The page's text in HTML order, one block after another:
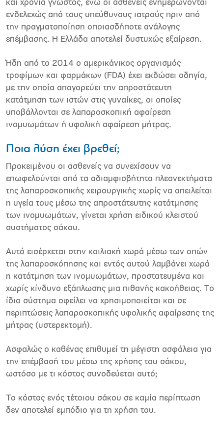
και χρόνια γνωστός, ενώ οι ασθενείς ενημερώνονται
ενδελεχώς από τους υπεύθυνους ιατρούς πριν από
την πραγματοποίηση οποιασδήποτε ανάλογης
επέμβασης. Η Ελλάδα αποτελεί δυστυχώς εξαίρεση.
Ήδη από το 2014 ο αμερικάνικος οργανισμός
τροφίμων και φαρμάκων (FDA) έχει εκδώσει οδηγία,
με την οποία απαγορεύει την απροστάτευτη
κατάτμηση των ιστών στις γυναίκες, οι οποίες
υποβάλλονται σε λαπαροσκοπική αφαίρεση
ινομυωμάτων ή υφολική αφαίρεση μήτρας.
Ποια λύση έχει βρεθεί;
Προκειμένου οι ασθενείς να συνεχίσουν να
επωφελούνται από τα αδιαμφισβήτητα πλεονεκτήματα
της λαπαροσκοπικής χειρουργικής χωρίς να απειλείται
η υγεία τους μέσω της απροστάτευτης κατάτμησης
των ινομυωμάτων, γίνεται χρήση ειδικού κλειστού
συστήματος σάκου.
Αυτό εισέρχεται στην κοιλιακή χωρά μέσω των οπών
της λαπαροσκόπησης και εντός αυτού λαμβάνει χωρά
η κατάτμηση των ινομυωμάτων, προστατευμένα και
χωρίς κίνδυνο εξάπλωσης μια πιθανής κακοήθειας. Το
ίδιο σύστημα οφείλει να χρησιμοποιείται και σε
περιπτώσεις λαπαροσκοπικής υφολικής αφαίρεσης της
μήτρας (υστερεκτομή).
Ασφαλώς ο καθένας επιθυμεί τη μέγιστη ασφάλεια για
την επέμβασή του μέσω της χρήσης του σάκου,
ωστόσο με τι κόστος συνοδεύεται αυτό;
Το κόστος ενός τέτοιου σάκου σε καμία περίπτωση
δεν αποτελεί εμπόδιο για τη χρήση του.